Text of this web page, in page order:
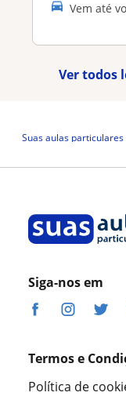
Vem até
Ver todos
Suas aulas particulares
Siga-nos em
Termos e
Política de